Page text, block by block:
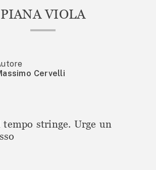
PIANA VIOLA
Cervelli
stringe. Urge un